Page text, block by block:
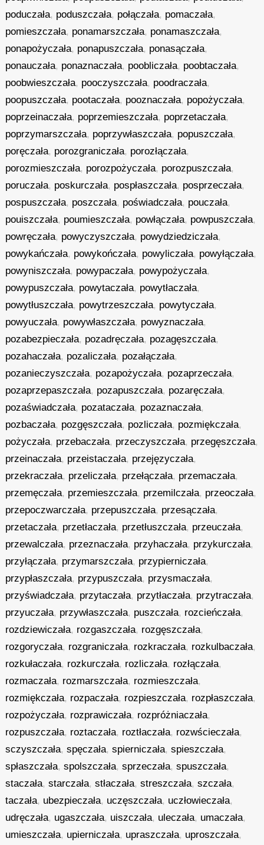
poduczała, poduszczała, połączała, pomaczała,
pomieszczała, ponamarszczała, ponamaszczała,
ponapożyczała, ponapuszczała, ponasączała,
ponauczała, ponaznaczała, poobliczała, poobtaczała,
poobwieszczała, pooczyszczała, poodraczała,
poopuszczała, pootaczała, pooznaczała, popożyczała,
poprzeinaczała, poprzemieszczała, poprzetaczała,
poprzymarszczała, poprzywłaszczała, popuszczała,
poręczała, porozgraniczała, porozłączała,
porozmieszczała, porozpożyczała, porozpuszczała,
poruczała, poskurczała, pospłaszczała, posprzeczała,
pospuszczała, poszczała, poświadczała, pouczała,
pouiszczała, poumieszczała, powłączała, powpuszczała,
powręczała, powyczyszczała, powydziedziczała,
powykańczała, powykończała, powyliczała, powyłączała,
powyniszczała, powypaczała, powypożyczała,
powypuszczała, powytaczała, powytłaczała,
powytłuszczała, powytrzeszczała, powytyczała,
powyuczała, powywłaszczała, powyznaczała,
pozabezpieczała, pozadręczała, pozagęszczała,
pozahaczała, pozaliczała, pozałączała,
pozanieczyszczała, pozapożyczała, pozaprzeczała,
pozaprzepaszczała, pozapuszczała, pozaręczała,
pozaświadczała, pozataczała, pozaznaczała,
pozbaczała, pozgęszczała, pozliczała, pozmiękczała,
pożyczała, przebaczała, przeczyszczała, przegęszczała,
przeinaczała, przeistaczała, przejęzyczała,
przekraczała, przeliczała, przełączała, przemaczała,
przemęczała, przemieszczała, przemilczała, przeoczała,
przepoczwarczała, przepuszczała, przesączała,
przetaczała, przetłaczała, przetłuszczała, przeuczała,
przewalczała, przeznaczała, przyhaczała, przykurczała,
przyłączała, przymarszczała, przypierniczała,
przypłaszczała, przypuszczała, przysmaczała,
przyświadczała, przytaczała, przytłaczała, przytraczała,
przyuczała, przywłaszczała, puszczała, rozcieńczała,
rozdziewiczała, rozgaszczała, rozgęszczała,
rozgoryczała, rozgraniczała, rozkraczała, rozkulbaczała,
rozkułaczała, rozkurczała, rozliczała, rozłączała,
rozmaczała, rozmarszczała, rozmieszczała,
rozmiękczała, rozpaczała, rozpieszczała, rozpłaszczała,
rozpożyczała, rozprawiczała, rozpróżniaczała,
rozpuszczała, roztaczała, roztłaczała, rozwścieczała,
sczyszczała,spęczała,spierniczała,spieszczała,
spłaszczała,spolszczała,sprzeczała,spuszczała,
staczała,starczała,stłaczała,streszczała,szczała,
taczała, ubezpieczała, uczęszczała, uczłowieczała,
udręczała, ugaszczała, uiszczała, uleczała, umaczała,
umieszczała, upierniczała, upraszczała, uproszczała,